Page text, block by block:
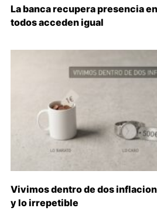
La banca recupera presencia
todos acceden igual
Vivimos dentro de dos
y lo irrepetible